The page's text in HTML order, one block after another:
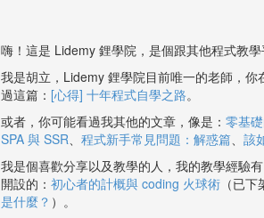
嗨！這是 Lidemy 鋰學院，是個跟其他程式教學
我是胡立，Lidemy 鋰學院目前唯一的老師，
過這篇： [心得] 十年程式自學之路。
或者，你可能看過我其他的文章，像是： 零基
SPA 與 SSR、 程式新手常見問題：解惑篇、 該
我是個喜歡分享以及教學的人，我的教學經驗有
開設的： 初心者的計概與 coding 火球術 （已
是什麼？ ）。